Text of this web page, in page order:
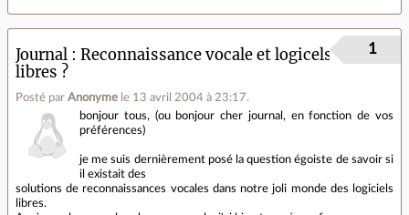
Journal
Reconnaissance vocale et logicels
libres ?
Posté par Anonyme le 13 avril 2004 à 23:17.
1
bonjour tous, (ou bonjour cher journal, en fonction de vos
préférences)
je me suis dernièrement posé la question égoiste de savoir si
il existait des
solutions de reconnaissances vocales dans notre joli monde des logiciels
libres.